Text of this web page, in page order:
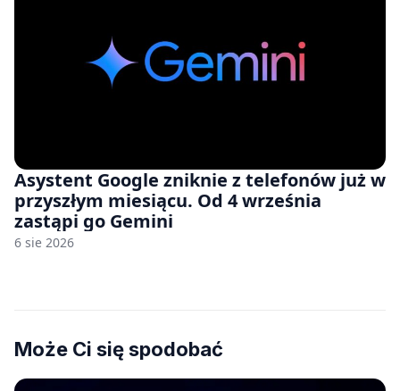
Asystent Google zniknie z telefonów już w
przyszłym miesiącu. Od 4 września
zastąpi go Gemini
6 sie 2026
Może Ci się spodobać